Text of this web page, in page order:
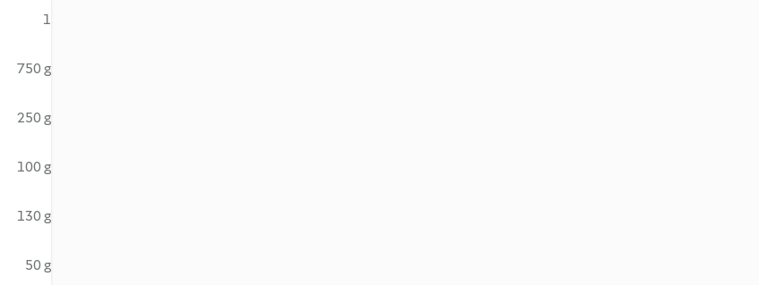
1
750 g
250 g
100 g
130 g
50 g